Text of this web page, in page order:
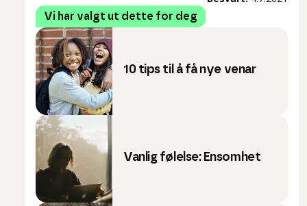
Vi har valgt ut dette for deg
10 tips til å få nye venar
Vanlig følelse: Ensomhet